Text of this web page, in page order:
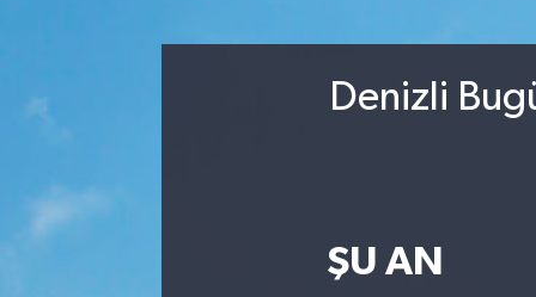
Denizli
ŞU AN